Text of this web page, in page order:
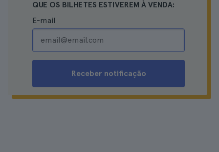
QUE OS BILHETES ESTIVEREM À VENDA:
E-mail
Receber notificação